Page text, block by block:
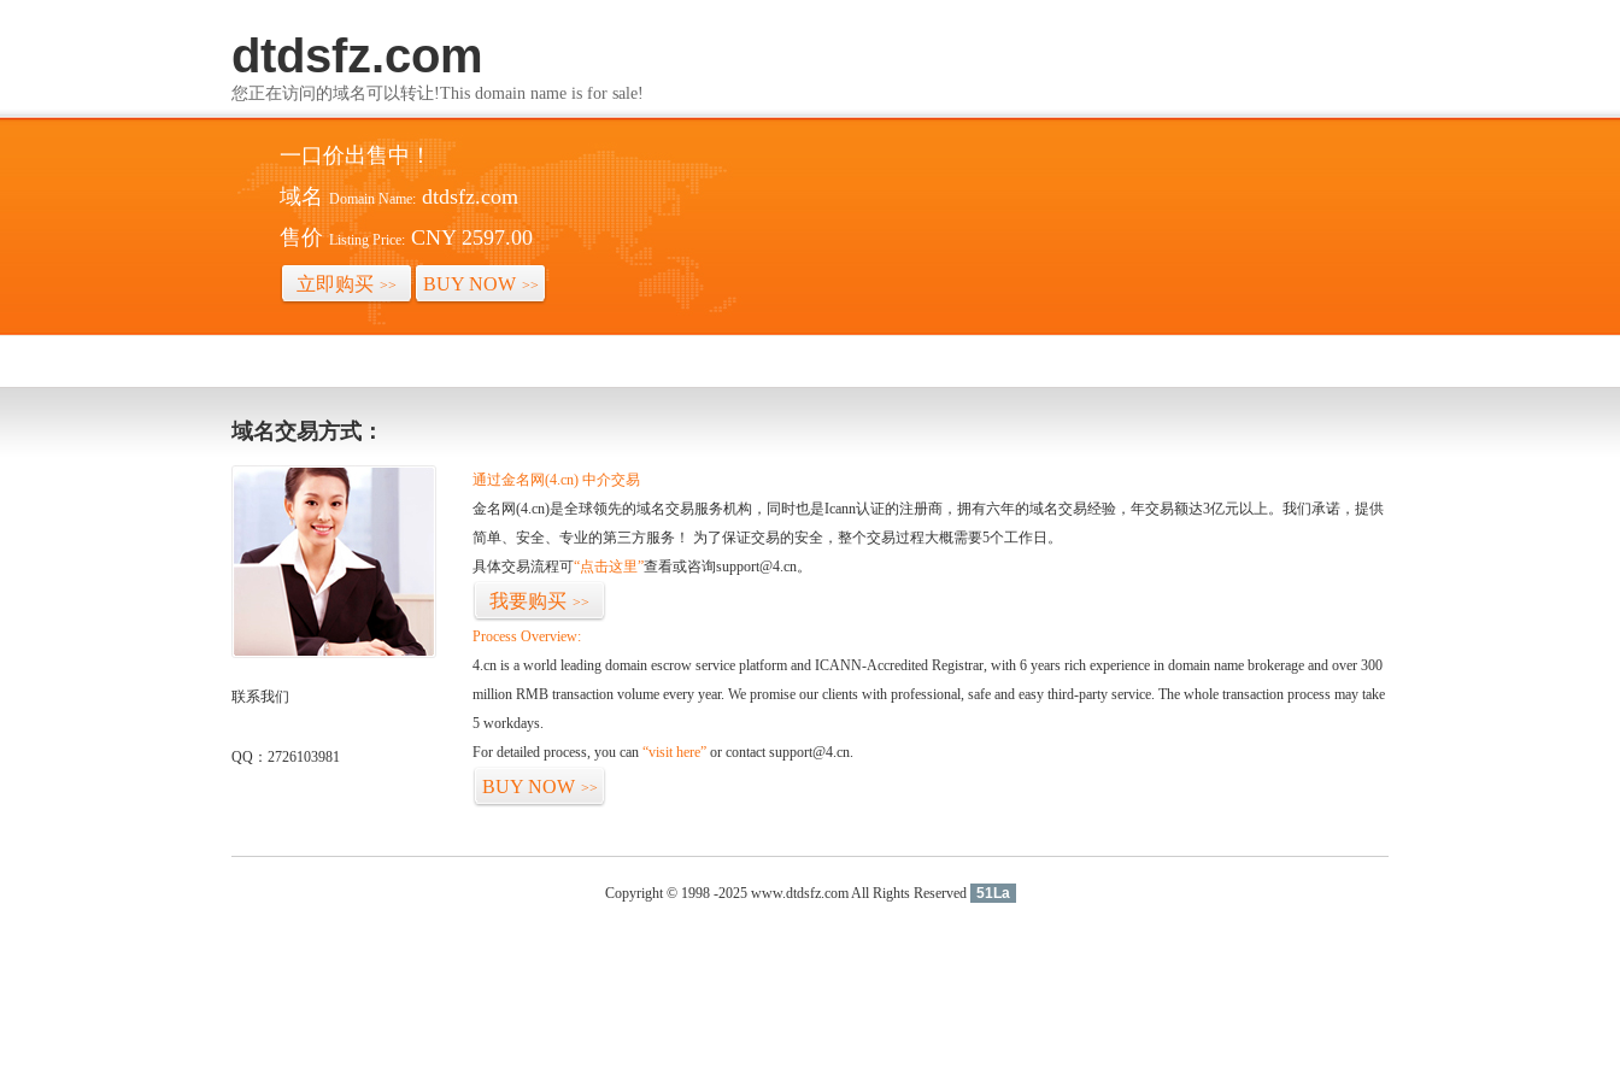
dtdsfz.com
您正在访问的域名可以转让!This domain name is for sale!
一口价出售中！
域名 Domain Name: dtdsfz.com
售价 Listing Price: CNY 2597.00
立即购买 >> BUY NOW >>
域名交易方式：
联系我们
QQ：2726103981
通过金名网(4.cn) 中介交易
金名网(4.cn)是全球领先的域名交易服务机构，同时也是Icann认证的注册商，拥有六年的域名交易经验，年交易额达3亿元以上。我们承诺，提供
简单、安全、专业的第三方服务！ 为了保证交易的安全，整个交易过程大概需要5个工作日。
具体交易流程可“点击这里”查看或咨询support@4.cn。
我要购买 >>
Process Overview:
4.cn is a world leading domain escrow service platform and ICANN-Accredited Registrar, with 6 years rich experience in domain name brokerage and over 300
million RMB transaction volume every year. We promise our clients with professional, safe and easy third-party service. The whole transaction process may take
5 workdays.
For detailed process, you can “visit here” or contact support@4.cn.
BUY NOW >>
Copyright © 1998 -2025 www.dtdsfz.com All Rights Reserved 51La